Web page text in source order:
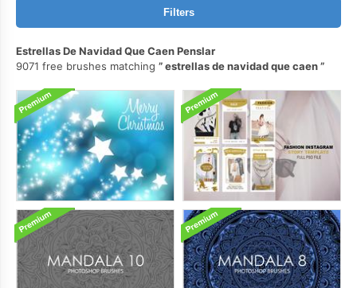
Filters
Estrellas De Navidad Que Caen Penslar
9071 free brushes matching
estrellas de navidad que caen